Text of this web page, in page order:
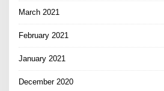
March 2021
February 2021
January 2021
December 2020